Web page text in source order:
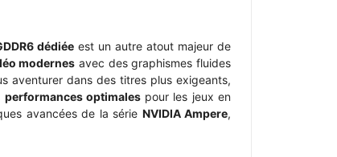
dédiée est un autre atout majeur de
modernes avec des graphismes fluides
aventurer dans des titres plus exigeants,
performances optimalespour les jeux en
avancées de la série NVIDIA Ampere,